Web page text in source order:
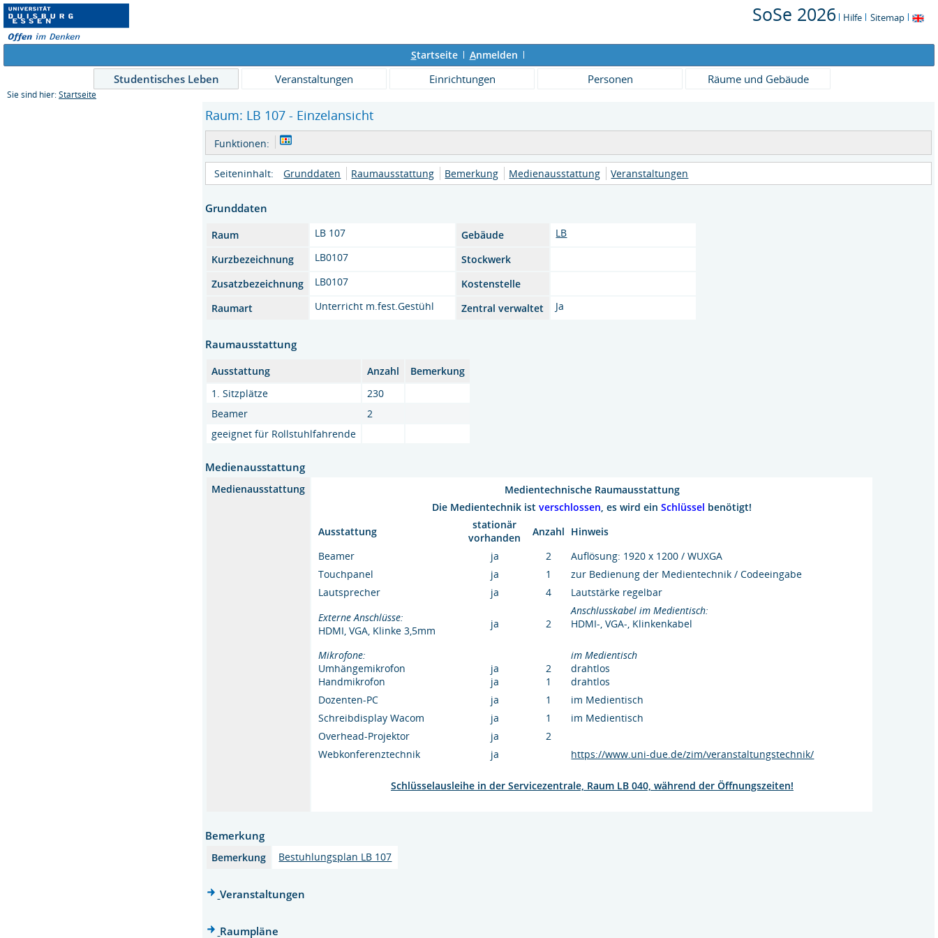
SoSe 2026 Hilfe Sitemap
Startseite Anmelden
Studentisches Leben Veranstaltungen Einrichtungen Personen Räume und Gebäude
Sie sind hier: Startseite
Raum: LB 107 - Einzelansicht
Funktionen:
Seiteninhalt: Grunddaten Raumausstattung Bemerkung Medienausstattung Veranstaltungen
Grunddaten
Raum LB 107 Gebäude
LB
Kurzbezeichnung
LB0107
Stockwerk
Zusatzbezeichnung
LB0107
Kostenstelle
Raumart
Unterricht m.fest.Gestühl Zentral verwaltet Ja
Raumausstattung
Ausstattung Anzahl
Bemerkung
1. Sitzplätze
230
Beamer
2
geeignet für Rollstuhlfahrende
Medienausstattung
Medienausstattung
Medientechnische Raumausstattung
Die Medientechnik istverschlossen, es wird einSchlüssel benötigt!
Ausstattung
stationär
vorhanden
Anzahl Hinweis
Beamer
ja 2
Auflösung: 1920 x 1200 / WUXGA
Touchpanel
ja 1
zur Bedienung der Medientechnik / Codeeingabe
Lautsprecher
ja 4
Lautstärke regelbar
Externe Anschlüsse:
HDMI, VGA, Klinke 3,5mm
ja 2
Anschlusskabel im Medientisch:
HDMI-, VGA-, Klinkenkabel
Mikrofone:
Umhängemikrofon
Handmikrofon
ja
ja
2
1
im Medientisch
drahtlos
drahtlos
Dozenten-PC
ja 1
im Medientisch
Schreibdisplay Wacom
ja 1
im Medientisch
Overhead-Projektor
ja
2
Webkonferenztechnik
ja https://www.uni-due.de/zim/veranstaltungstechnik/
Schlüsselausleihe in der Servicezentrale, Raum LB 040, während der Öffnungszeiten!
Bemerkung
Bemerkung Bestuhlungsplan LB 107
Veranstaltungen
Raumpläne